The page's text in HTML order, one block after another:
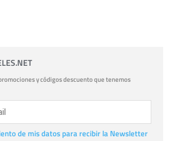
y códigos descuento que tenemos
de mis datos para recibir la Newsletter